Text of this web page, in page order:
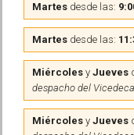
Martes desde las:
Martes desde las:
Miércoles y Jueves
despacho del
Miércoles y Jueves